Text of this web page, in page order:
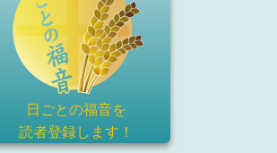
日ごとの福音を
読者登録します！